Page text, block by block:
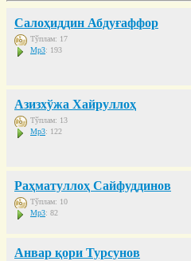
Салоҳиддин Абдуғаффор
Тўплам: 17
Mp3: 193
Азизхўжа Хайруллоҳ
Тўплам: 13
Mp3: 122
Раҳматуллоҳ Сайфуддинов
Тўплам: 10
Mp3: 82
Анвар қори Турсунов